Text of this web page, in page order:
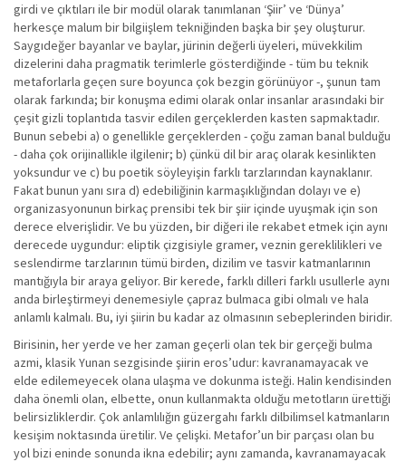
girdi ve çıktıları ile bir modül olarak tanımlanan ‘Şiir’ ve ‘Dünya’
herkesçe malum bir bilgiişlem tekniğinden başka bir şey oluşturur.
Saygıdeğer bayanlar ve baylar, jürinin değerli üyeleri, müvekkilim
dizelerini daha pragmatik terimlerle gösterdiğinde - tüm bu teknik
metaforlarla geçen sure boyunca çok bezgin görünüyor -, şunun tam
olarak farkında; bir konuşma edimi olarak onlar insanlar arasındaki bir
çeşit gizli toplantıda tasvir edilen gerçeklerden kasten sapmaktadır.
Bunun sebebi a) o genellikle gerçeklerden - çoğu zaman banal bulduğu
- daha çok orijinallikle ilgilenir; b) çünkü dil bir araç olarak kesinlikten
yoksundur ve c) bu poetik söyleyişin farklı tarzlarından kaynaklanır.
Fakat bunun yanı sıra d) edebiliğinin karmaşıklığından dolayı ve e)
organizasyonunun birkaç prensibi tek bir şiir içinde uyuşmak için son
derece elverişlidir. Ve bu yüzden, bir diğeri ile rekabet etmek için aynı
derecede uygundur: eliptik çizgisiyle gramer, veznin gereklilikleri ve
seslendirme tarzlarının tümü birden, dizilim ve tasvir katmanlarının
mantığıyla bir araya geliyor. Bir kerede, farklı dilleri farklı usullerle aynı
anda birleştirmeyi denemesiyle çapraz bulmaca gibi olmalı ve hala
anlamlı kalmalı. Bu, iyi şiirin bu kadar az olmasının sebeplerinden biridir.
Birisinin, her yerde ve her zaman geçerli olan tek bir gerçeği bulma
azmi, klasik Yunan sezgisinde şiirin eros’udur: kavranamayacak ve
elde edilemeyecek olana ulaşma ve dokunma isteği. Halin kendisinden
daha önemli olan, elbette, onun kullanmakta olduğu metotların ürettiği
belirsizliklerdir. Çok anlamlılığın güzergahı farklı dilbilimsel katmanların
kesişim noktasında üretilir. Ve çelişki. Metafor’un bir parçası olan bu
yol bizi eninde sonunda ikna edebilir; aynı zamanda, kavranamayacak